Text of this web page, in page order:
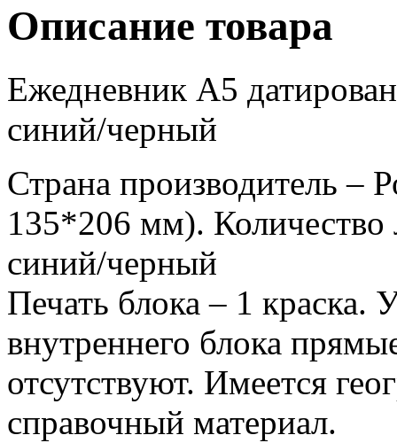
Описание товара
Ежедневник А5
синий/черный
Страна производитель –
135*206 мм). Количество
синий/черный
Печать блока – 1 краска.
внутреннего блока
отсутствуют. Имеется
справочный материал.